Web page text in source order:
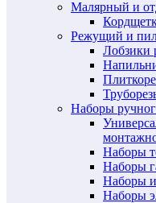
Малярный и
Режущий и
Лобзики
Наборы
Наборы
Наборы
Наборы
Наборы